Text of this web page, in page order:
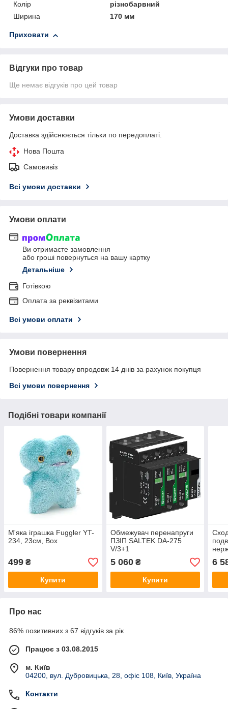
Колір
різнобарвний
Ширина
170 мм
Приховати
Відгуки про товар
Ще немає відгуків про цей товар
Умови доставки
Доставка здійснюється тільки по передоплаті.
Нова Пошта
Самовивіз
Всі умови доставки
Умови оплати
Ви отримаєте замовлення
або гроші повернуться на вашу картку
Детальніше
Готівкою
Оплата за реквізитами
Всі умови оплати
Умови повернення
Повернення товару впродовж 14 днів за рахунок покупця
Всі умови повернення
Подібні товари компанії
М'яка іграшка Fuggler YT-
234, 23см, Box
499 ₴
Купити
Обмежувач перенапруги
ПЗІП SALTEK DA-275
V/3+1
5 060₴
Купити
6
Про нас
86% позитивних з 67 відгуків за рік
Працює з 03.08.2015
м. Київ
04200, вул. Дубровицька, 28, офіс 108, Київ, Україна
Контакти